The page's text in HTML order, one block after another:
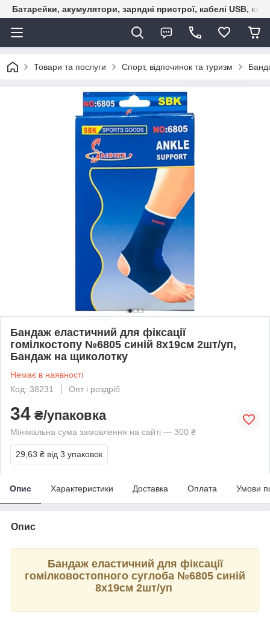
Батарейки, акумулятори, зарядні пристрої, кабелі USB,
Товари та послуги Спорт, відпочинок та туризм
Бандаж еластичний для фіксації
гомілкостопу №6805 синій 8х19см 2шт/уп,
Бандаж на щиколотку
Немає в наявності
Код: 38231
Опт і роздріб
34 ₴/упаковка
Мінімальна сума замовлення на сайті — 300 ₴
29,63 ₴ від 3 упаковок
Опис Характеристики Доставка Оплата Умови
Опис
Бандаж еластичний для фіксації
гомілковостопного суглоба №6805 синій
8х19см 2шт/уп